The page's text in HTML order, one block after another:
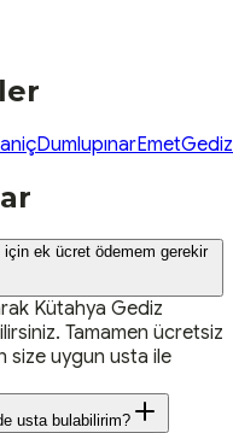
DumlupınarEmetGediz
ek ücret ödemem gerekir
Kütahya Gediz
Tamamen ücretsiz
size uygun usta ile
usta bulabilirim?